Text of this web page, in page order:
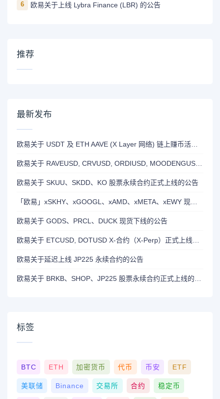
6 欧易关于上线 Lybra Finance (LBR) 的公告
推荐
最新发布
欧易关于 SKUU、SKDD、KO 股票永续合约正式上线的公告
欧易关于 GODS、PRCL、DUCK 现货下线的公告
欧易关于延迟上线 JP225 永续合约的公告
标签
BTC ETH 加密货币 代币 币安 ETF
美联储 Binance 交易所 合约 稳定币